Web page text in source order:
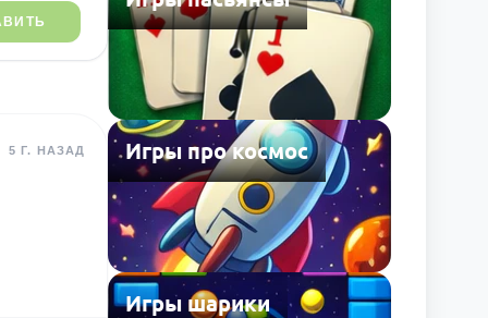
5 Г. НАЗАД Игры про космос
Игры шарики